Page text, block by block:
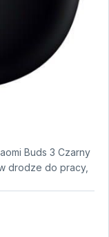
Buds 3 Czarny
drodze do pracy,